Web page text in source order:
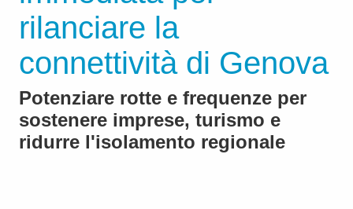
rilanciare la
connettività di Genova
Potenziare rotte e frequenze per
sostenere imprese, turismo e
ridurre l'isolamento regionale